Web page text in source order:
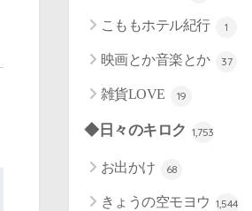
こももホテル紀行 1
映画とか音楽とか 37
雑貨LOVE 19
◆日々のキロク 1,753
お出かけ 68
きょうの空モヨウ 1,544